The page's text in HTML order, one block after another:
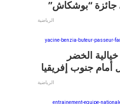
جائزة “بوشكاش”
الرياضية
الخضر
أمام جنوب إفريقيا
الرياضية